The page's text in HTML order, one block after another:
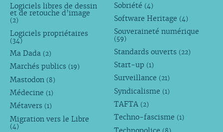
Logiciels libres de dessin
et de retouche d’image
(2)
Logiciels propriétaires
(34)
Ma Dada (2)
Marchés publics (19)
Mastodon (8)
Médecine (1)
Métavers (1)
Migration vers le Libre
(4)
Sobriété (4)
Software Heritage (4)
Souveraineté numérique
(59)
Standards ouverts (22)
Start-up (1)
Surveillance (21)
Syndicalisme (1)
TAFTA (2)
Techno-fascisme (1)